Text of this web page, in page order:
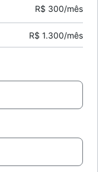
R$ 300/mês
R$ 1.300/mês